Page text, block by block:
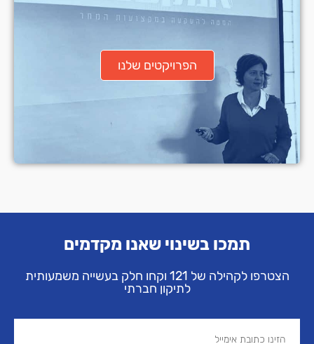
הפרויקטים שלנו
תמכו בשינוי שאנו מקדמים
הצטרפו לקהילה של 121 וקחו חלק בעשייה משמעותית
לתיקון חברתי